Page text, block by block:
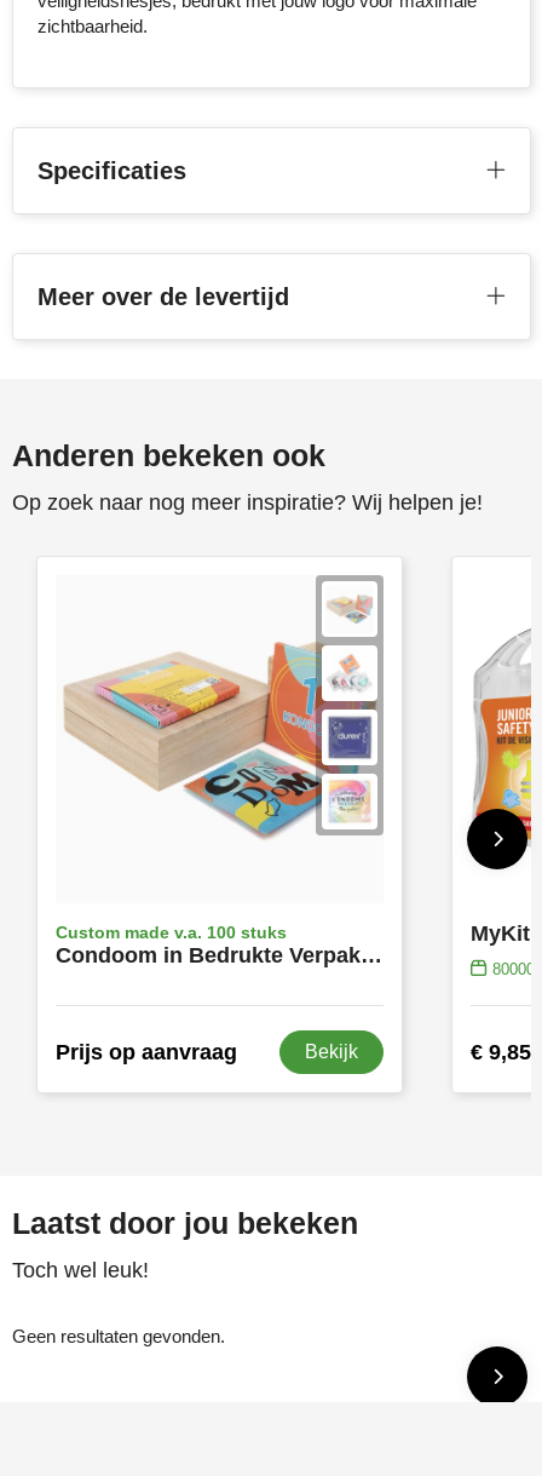
Vinga
Waterman
zichtbaarheid.
Specificaties
Meer over de levertijd
Anderen bekeken ook
Op zoek naar nog meer inspiratie? Wij helpen je!
Custom made v.a. 100 stuks
Condoom in Bedrukte Verpakking | Eigen Ontwerp
Prijs op aanvraag Bekijk
80000
€ 9,85
Laatst door jou bekeken
Toch wel leuk!
Geen resultaten gevonden.